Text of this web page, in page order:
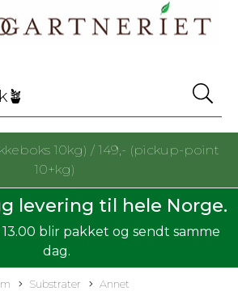
10kg) / 149,- (pickup-point
10+kg)
levering til hele Norge.
blir pakket og sendt samme
dag.
Substrater Annet